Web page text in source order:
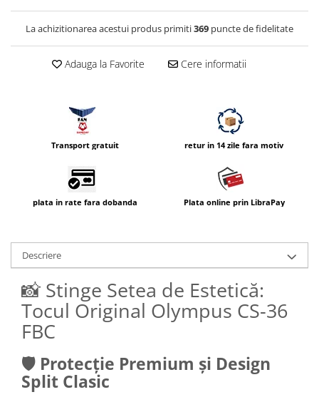
Cabluri si Patine Sincron
Alimentare auxiliara blitz
Bracket-uri si suporti
Huse protectie blitz extern
Huse protectie filtre gel
Accesorii Aparate Digitale
Carduri memorie, Cititoare
Cititoare carduri
Huse protectie card memorie
Grip-uri
Telecomenzi
LCD protectie
Acumulatori si baterii
Acumulatori Foto
La achizitionarea acestui produs primiti369 puncte de fidelitate
Adauga la Favorite Cere informatii
Transport gratuit retur in 14 zile fara motiv
plata in rate fara dobanda Plata online prin LibraPay
Descriere
📸 Stinge Setea de Estetică:
Tocul Original Olympus CS-36
FBC
🛡️ Protecție Premium și Design
Split Clasic